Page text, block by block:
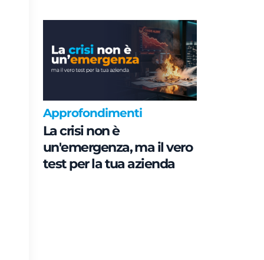
Approfondimenti
La crisi non è
un'emergenza, ma il vero
test per la tua azienda